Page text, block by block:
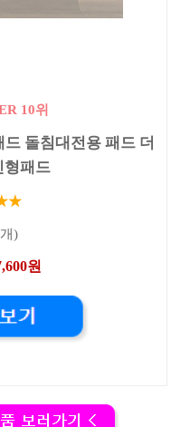
10위
돌침대전용 패드 더
형패드
)
원